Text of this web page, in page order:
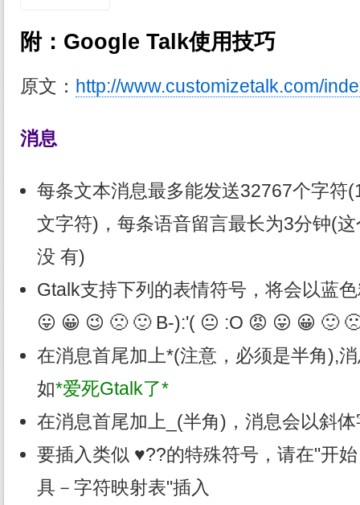
附： Google Talk使用技巧
原文： http://www.customizetalk.com/
消息
每条文本消息最多能发送32767个字符
文字符)，每条语音留言最长为3分钟(
没 有)
Gtalk支持下列的表情符号，将会以蓝
😛 😀 😉 🙁 🙂 B-):'( 😐 :O 😡 😛 😀 🙂
在消息首尾加上*(注意，必须是半角),
如*爱死Gtalk了*
在消息首尾加上_(半角)，消息会以斜
要插入类似 ♥??的特殊符号，请在"开
具－字符映射表"插入